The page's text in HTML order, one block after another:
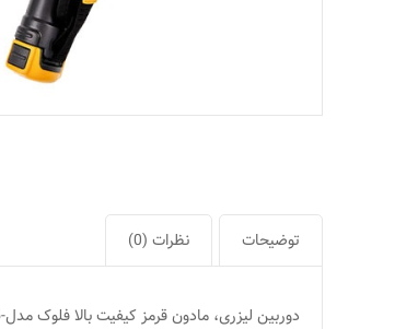
توضیحات نظرات (0)
دوربین لیزری، مادون قرمز کیفیت بالا فلوک مدل-Fluke Ti105